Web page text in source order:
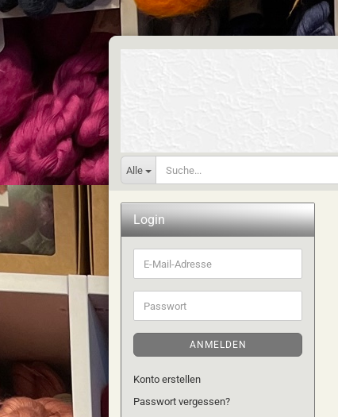
Alle
Login
E-
Mail-
Adresse
Passwort
ANMELDEN
Konto erstellen
Passwort vergessen?